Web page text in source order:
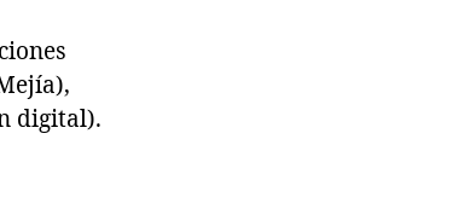
digital).